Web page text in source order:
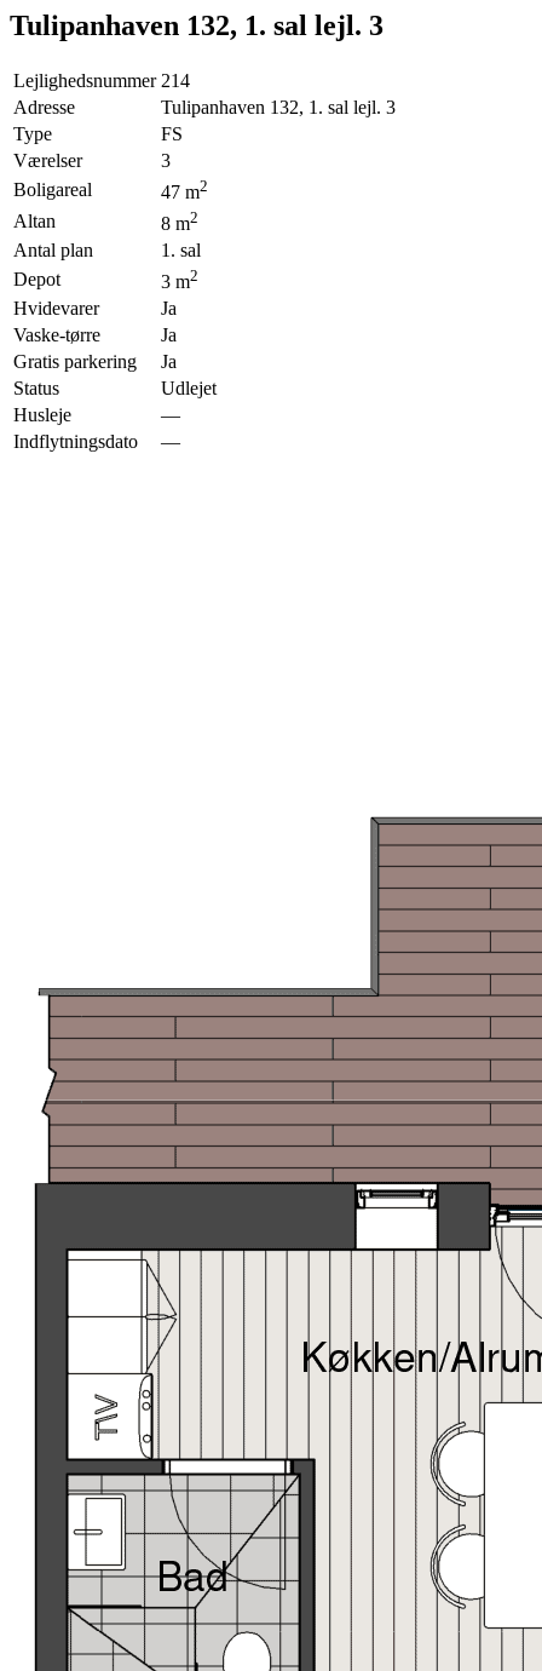
Tulipanhaven 132, 1. sal lejl. 3
Lejlighedsnummer 214
Adresse
Tulipanhaven 132, 1. sal lejl. 3
Type
FS
Værelser
3
Boligareal
47 m2
Altan 8 m2
Antal plan
1. sal
Depot
3 m2
Hvidevarer
Ja
Vaske-tørre
Ja
Gratis parkering
Ja
Status
Udlejet
Husleje
—
Indflytningsdato
—